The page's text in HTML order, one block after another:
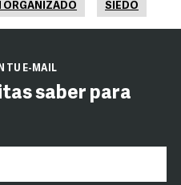
ORGANIZADO SIEDO
TU E-MAIL
saber para